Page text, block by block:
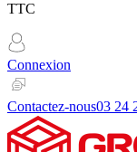
TTC
Connexion
Contactez-nous03 24